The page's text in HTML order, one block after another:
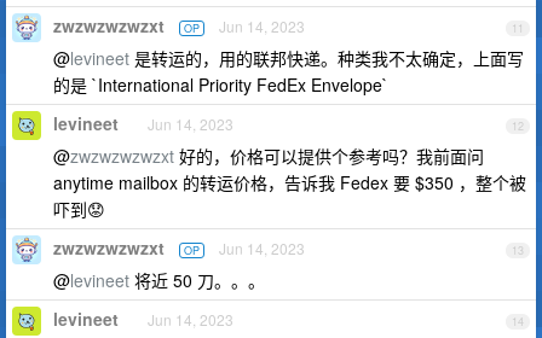
11
zwzwzwzwzxt OP Jun 14, 2023
@levineet 是转运的，用的联邦快递。种类我不太确定，上面写
的是 `International Priority FedEx Envelope`
12
levineet Jun 14, 2023
@zwzwzwzwzxt 好的，价格可以提供个参考吗？我前面问
anytime mailbox 的转运价格，告诉我 Fedex 要 $350 ，整个被
吓到😟
13
zwzwzwzwzxt OP Jun 14, 2023
@levineet 将近 50 刀。。。
14
levineet Jun 14, 2023